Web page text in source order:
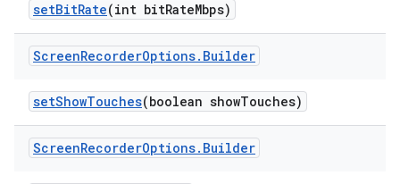
setBitRate(int bitRateMbps)
ScreenRecorderOptions. Builder
setShowTouches(boolean showTouches)
ScreenRecorderOptions. Builder